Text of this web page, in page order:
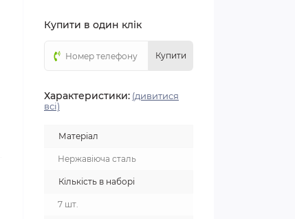
Купити в один клік
Купити
Характеристики: (дивитися
всі)
Матеріал
Нержавіюча сталь
Кількість в наборі
7 шт.